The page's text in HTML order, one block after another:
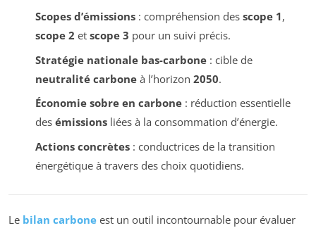
Scopes d’émissions: compréhension des scope 1,
scope 2 et scope 3 pour un suivi précis.
Stratégie nationale bas-carbone: cible de
neutralité carboneà l’horizon 2050.
Économie sobre en carbone: réduction essentielle
des émissionsliées à la consommation d’énergie.
Actions concrètes: conductrices de la transition
énergétique à travers des choix quotidiens.
Le bilan carbone est un outil incontournable pour évaluer